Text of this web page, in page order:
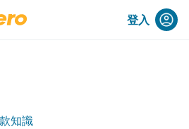
登入
知識